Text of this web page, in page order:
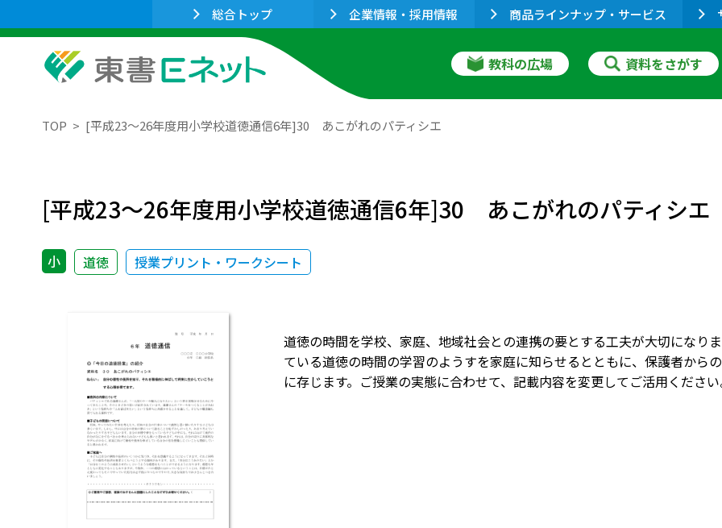
総合トップ 企業情報・採用情報 商品ラインナップ・サービス
教科の広場 資料をさがす
TOP [平成23～26年度用小学校道徳通信6年]30 あこがれのパティシエ
[平成23～26年度用小学校道徳通信6年]30 あこがれのパティシエ
小 道徳 授業プリント・ワークシート
道徳の時間を学校、家庭、地域社会との連携の要とする工夫が大切になり
ている道徳の時間の学習のようすを家庭に知らせるとともに、保護者から
に存じます。ご授業の実態に合わせて、記載内容を変更してご活用ください